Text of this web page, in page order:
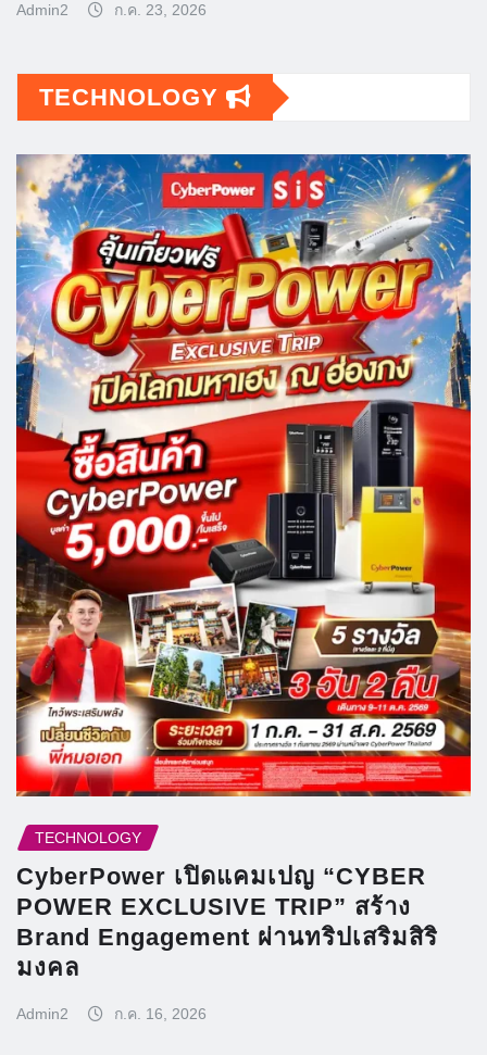
Admin2 ก.ค. 23, 2026
TECHNOLOGY
TECHNOLOGY
CyberPower เปิดแคมเปญ “CYBER
POWER EXCLUSIVE TRIP” สร้าง
Brand Engagement ผ่านทริปเสริมสิริ
มงคล
Admin2 ก.ค. 16, 2026